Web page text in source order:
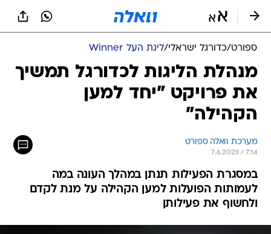
ספורט/כדורגל ישראלי/ליגת העל Winner
מנהלת הליגות לכדורגל תמשיך
את פרויקט "יחד למען
הקהילה"
מערכת וואלה ספורט
7.6.2023 / 7:14
במסגרת הפעילות תנתן במהלך העונה במה
לעמותות הפועלות למען הקהילה על מנת לקדם
ולחשוף את פעילותן